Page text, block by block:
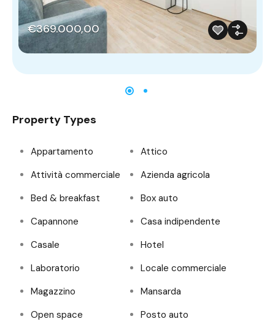
€369.000,00
Property Types
Appartamento
Attico
Attività commerciale
Azienda agricola
Bed & breakfast
Box auto
Capannone
Casa indipendente
Casale
Hotel
Laboratorio
Locale commerciale
Magazzino
Mansarda
Open space
Posto auto